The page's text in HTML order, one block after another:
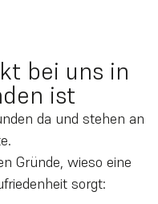
bei uns in
ist
da und stehen an
Gründe, wieso eine
sorgt: